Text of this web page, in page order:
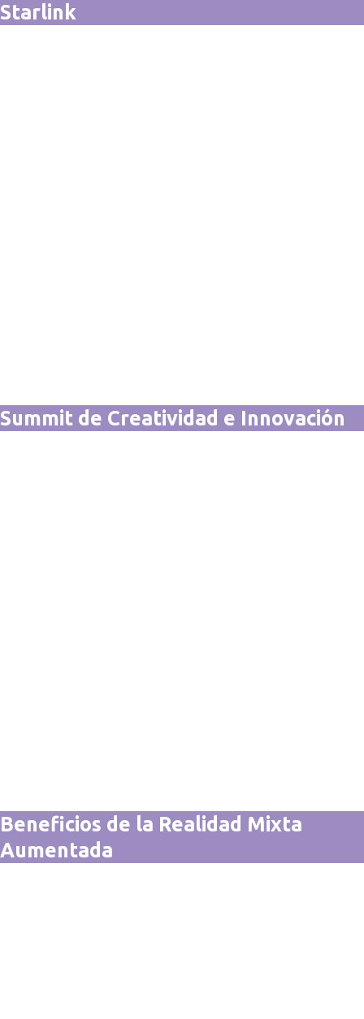
Starlink
Summit de Creatividad e Innovación
Beneficios de la Realidad Mixta
Aumentada